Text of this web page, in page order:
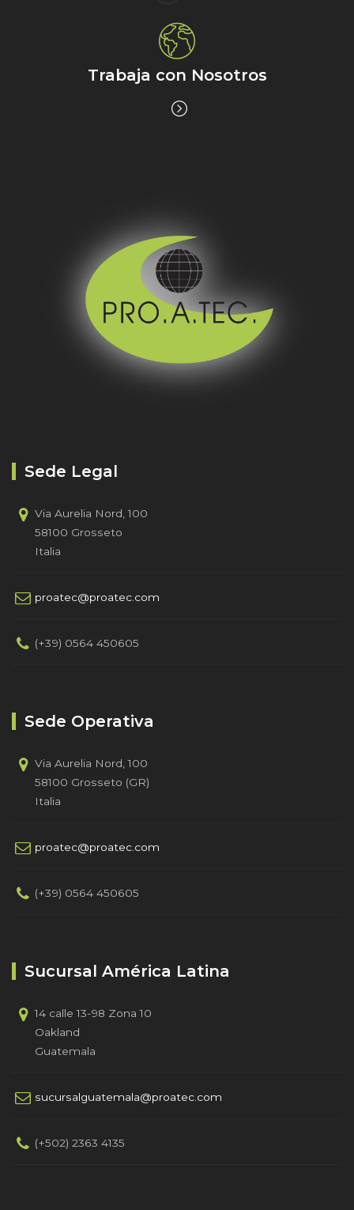
Trabaja con Nosotros
Sede Legal
Via Aurelia Nord, 100
58100 Grosseto
Italia
proatec@proatec.com
(+39) 0564 450605
Sede Operativa
Via Aurelia Nord, 100
58100 Grosseto (GR)
Italia
proatec@proatec.com
(+39) 0564 450605
Sucursal América Latina
14 calle 13-98 Zona 10
Oakland
Guatemala
sucursalguatemala@proatec.com
(+502) 2363 4135